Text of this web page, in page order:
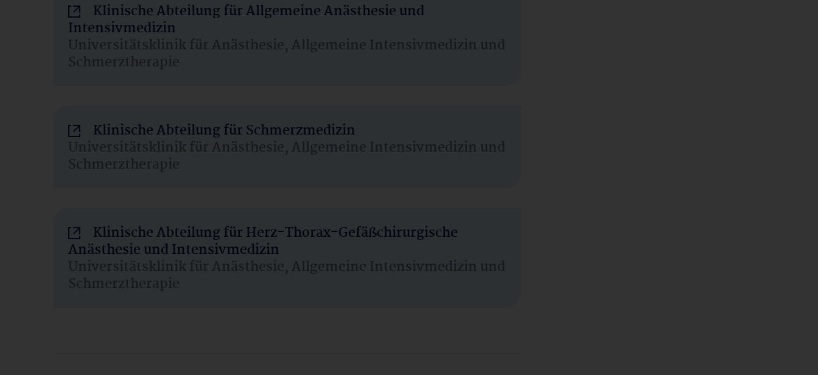
Klinische Abteilung für Allgemeine Anästhesie und
Intensivmedizin
Universitätsklinik für Anästhesie, Allgemeine Intensivmedizin und
Schmerztherapie
Klinische Abteilung für Schmerzmedizin
Universitätsklinik für Anästhesie, Allgemeine Intensivmedizin und
Schmerztherapie
Klinische Abteilung für Herz-Thorax-Gefäßchirurgische
Anästhesie und Intensivmedizin
Universitätsklinik für Anästhesie, Allgemeine Intensivmedizin und
Schmerztherapie